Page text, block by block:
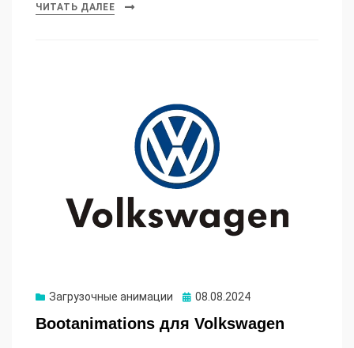
ЧИТАТЬ ДАЛЕЕ
Загрузочные анимации Опубликовано
08.08.2024
Bootanimations для Volkswagen